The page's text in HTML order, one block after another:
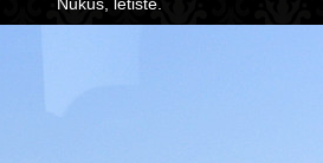
Nukus, letiště.